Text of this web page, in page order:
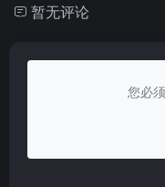
暂无评论
您必